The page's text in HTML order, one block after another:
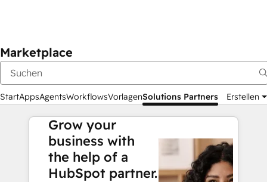
Marketplace
StartAppsAgentsWorkflowsVorlagenSolutions Partners Erstellen
Grow your
business with
the help of a
HubSpot partner.